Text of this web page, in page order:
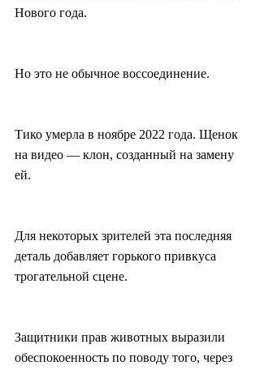
Нового года.
Но это не обычное воссоединение.
Тико умерла в ноябре 2022 года. Щенок
на видео — клон, созданный на замену
ей.
Для некоторых зрителей эта последняя
деталь добавляет горького привкуса
трогательной сцене.
Защитники прав животных выразили
обеспокоенность по поводу того, через